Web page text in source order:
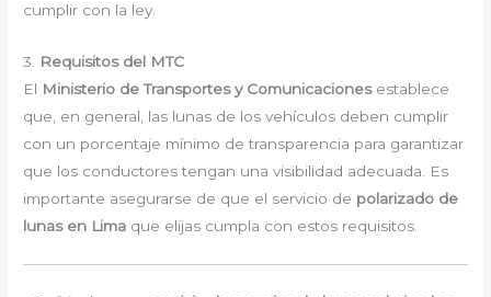
cumplir con la ley.
3.
Requisitos del MTC
El Ministerio de Transportes y Comunicacionesestablece
que, en general, las lunas de los vehículos deben cumplir
con un porcentaje mínimo de transparencia para garantizar
que los conductores tengan una visibilidad adecuada. Es
importante asegurarse de que el servicio de polarizado de
lunas en Lima que elijas cumpla con estos requisitos.